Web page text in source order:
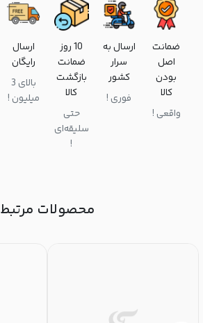
ضمانت
اصل
بودن
کالا
واقعی !
ارسال به
سرار
کشور
فوری !
10 روز
ضمانت
بازگشت
کالا
حتی
سلیقه‌ای
!
ارسال
رایگان
بالای 3
میلیون !
محصولات مرتبط